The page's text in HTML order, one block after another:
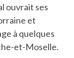
ouvrait ses
et
à quelques
et-Moselle.